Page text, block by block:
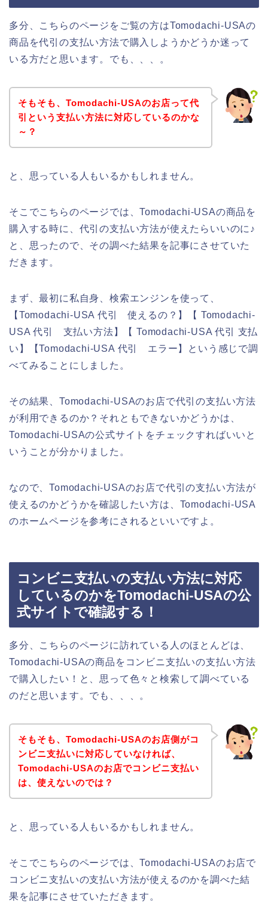
多分、こちらのページをご覧の方はTomodachi-USAの
商品を代引の支払い方法で購入しようかどうか迷って
いる方だと思います。でも、、、。
そもそも、Tomodachi-USAのお店って代
引という支払い方法に対応しているのかな
～？
と、思っている人もいるかもしれません。
そこでこちらのページでは、Tomodachi-USAの商品を
購入する時に、代引の支払い方法が使えたらいいのに♪
と、思ったので、その調べた結果を記事にさせていた
だきます。
まず、最初に私自身、検索エンジンを使って、
【Tomodachi-USA 代引 使えるの？】【 Tomodachi-
USA 代引 支払い方法】【 Tomodachi-USA 代引 支払
い】【Tomodachi-USA 代引 エラー】という感じで調
べてみることにしました。
その結果、Tomodachi-USAのお店で代引の支払い方法
が利用できるのか？それともできないかどうかは、
Tomodachi-USAの公式サイトをチェックすればいいと
いうことが分かりました。
なので、Tomodachi-USAのお店で代引の支払い方法が
使えるのかどうかを確認したい方は、Tomodachi-USA
のホームページを参考にされるといいですよ。
コンビニ支払いの支払い方法に対応
しているのかをTomodachi-USAの公
式サイトで確認する！
多分、こちらのページに訪れている人のほとんどは、
Tomodachi-USAの商品をコンビニ支払いの支払い方法
で購入したい！と、思って色々と検索して調べている
のだと思います。でも、、、。
そもそも、Tomodachi-USAのお店側がコ
ンビニ支払いに対応していなければ、
Tomodachi-USAのお店でコンビニ支払い
は、使えないのでは？
と、思っている人もいるかもしれません。
そこでこちらのページでは、Tomodachi-USAのお店で
コンビニ支払いの支払い方法が使えるのかを調べた結
果を記事にさせていただきます。